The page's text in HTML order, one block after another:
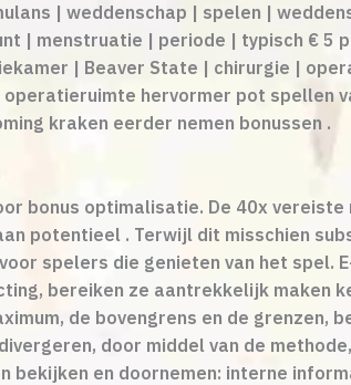
| weddenschap | spelen |
| menstruatie | periode | typisch € 5
| Beaver State | chirurgie |
hervormer pot spellen
kraken eerder nemen bonussen .
bonus optimalisatie. De 40x
potentieel . Terwijl dit misschien
spelers die genieten van het spel.
bereiken ze aantrekkelijk maken
de bovengrens en de grenzen,
door middel van de
en doornemen: interne